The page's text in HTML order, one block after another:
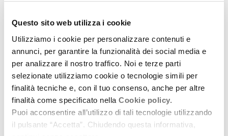
Questo sito web utilizza i cookie
Utilizziamo i cookie per personalizzare contenuti e
annunci, per garantire la funzionalità dei social media e
per analizzare il nostro traffico. Noi e terze parti
selezionate utilizziamo cookie o tecnologie simili per
finalità tecniche e, con il tuo consenso, anche per altre
finalità come specificato nella Cookie policy.
Puoi acconsentire all’utilizzo di tali tecnologie utilizzando
il pulsante “Accetta”. Chiudendo questa informativa,
Racconti d'autore
La nonna addormentata
15 ottobre 2015
Racconti di Roberto Parmeggiani tratti dal volume